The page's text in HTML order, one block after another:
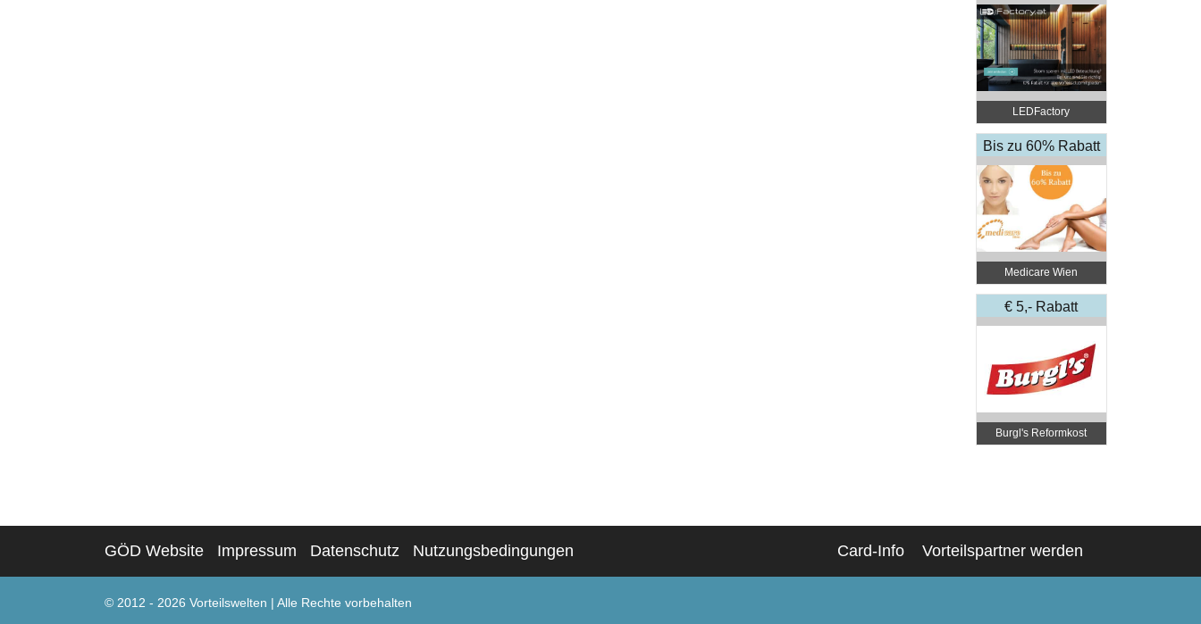
LEDFactory
Bis zu 60% Rabatt
Medicare Wien
€ 5,- Rabatt
Burgl's Reformkost
GÖD Website Impressum Datenschutz Nutzungsbedingungen Card-Info Vorteilspartner werden
© 2012 - 2026 Vorteilswelten | Alle Rechte vorbehalten